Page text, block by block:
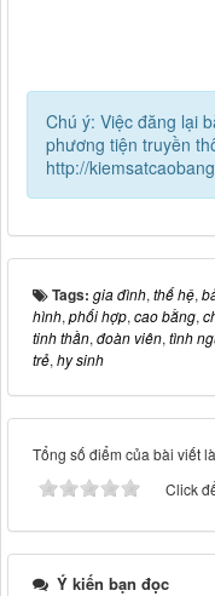
Chú ý: Việc đăng lại
phương tiện truyền
http://
Tags: gia đình, thế hệ,
hình, phối hợp, cao bằng,
tinh thần, đoàn viên, tình
trẻ, hy sinh
Tổng số điểm của bài viết
Click
Ý kiến bạn đọc